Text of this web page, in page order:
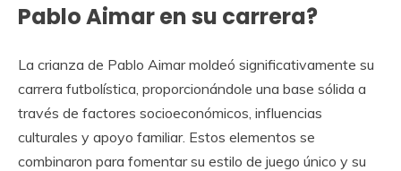
Pablo Aimar en su carrera?
La crianza de Pablo Aimar moldeó significativamente su
carrera futbolística, proporcionándole una base sólida a
través de factores socioeconómicos, influencias
culturales y apoyo familiar. Estos elementos se
combinaron para fomentar su estilo de juego único y su